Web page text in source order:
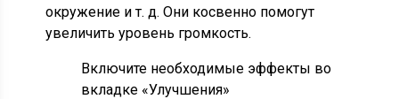
окружение и т. д. Они косвенно помогут
увеличить уровень громкость.
Включите необходимые эффекты во
вкладке «Улучшения»